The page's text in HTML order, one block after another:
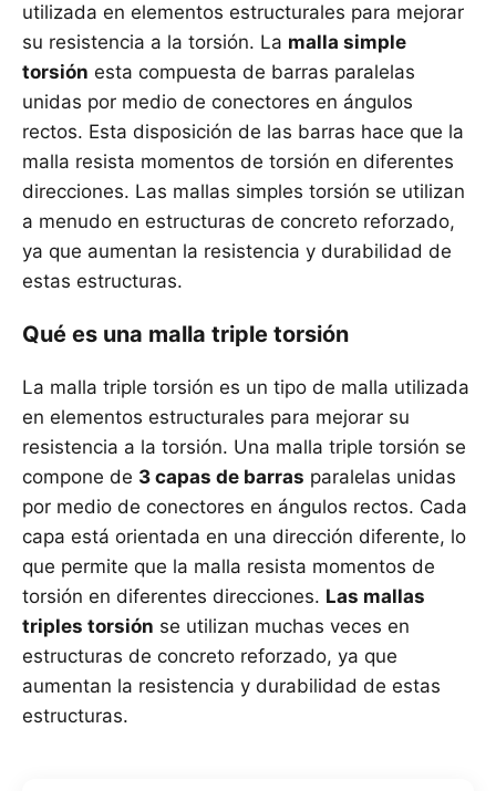
utilizada en elementos estructurales para mejorar
su resistencia a la torsión. La malla simple
torsión esta compuesta de barras paralelas
unidas por medio de conectores en ángulos
rectos. Esta disposición de las barras hace que la
malla resista momentos de torsión en diferentes
direcciones. Las mallas simples torsión se utilizan
a menudo en estructuras de concreto reforzado,
ya que aumentan la resistencia y durabilidad de
estas estructuras.
Qué es una malla triple torsión
La malla triple torsión es un tipo de malla utilizada
en elementos estructurales para mejorar su
resistencia a la torsión. Una malla triple torsión se
compone de 3 capas de barras paralelas unidas
por medio de conectores en ángulos rectos. Cada
capa está orientada en una dirección diferente, lo
que permite que la malla resista momentos de
torsión en diferentes direcciones. Las mallas
triples torsión se utilizan muchas veces en
estructuras de concreto reforzado, ya que
aumentan la resistencia y durabilidad de estas
estructuras.